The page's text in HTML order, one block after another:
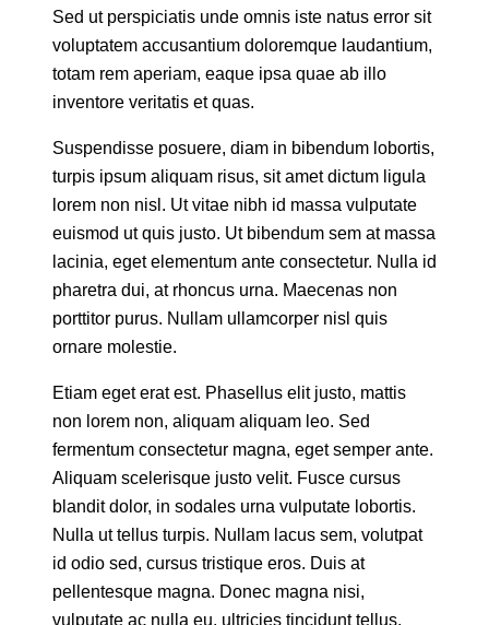
Sed ut perspiciatis unde omnis iste natus error sit
voluptatem accusantium doloremque laudantium,
totam rem aperiam, eaque ipsa quae ab illo
inventore veritatis et quas.
Suspendisse posuere, diam in bibendum lobortis,
turpis ipsum aliquam risus, sit amet dictum ligula
lorem non nisl. Ut vitae nibh id massa vulputate
euismod ut quis justo. Ut bibendum sem at massa
lacinia, eget elementum ante consectetur. Nulla id
pharetra dui, at rhoncus urna. Maecenas non
porttitor purus. Nullam ullamcorper nisl quis
ornare molestie.
Etiam eget erat est. Phasellus elit justo, mattis
non lorem non, aliquam aliquam leo. Sed
fermentum consectetur magna, eget semper ante.
Aliquam scelerisque justo velit. Fusce cursus
blandit dolor, in sodales urna vulputate lobortis.
Nulla ut tellus turpis. Nullam lacus sem, volutpat
id odio sed, cursus tristique eros. Duis at
pellentesque magna. Donec magna nisi,
vulputate ac nulla eu, ultricies tincidunt tellus.